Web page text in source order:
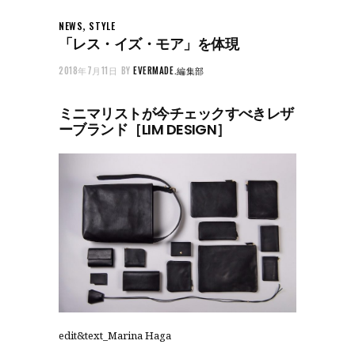
NEWS, STYLE
「レス・イズ・モア」を体現
2018年7月11日 BYEVERMADE.編集部
ミニマリストが今チェックすべきレザ
ーブランド［LIM DESIGN］
edit&text_Marina Haga